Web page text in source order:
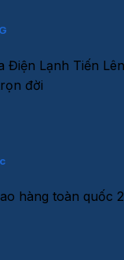
Điện Lạnh Tiến
đời
hàng toàn quốc